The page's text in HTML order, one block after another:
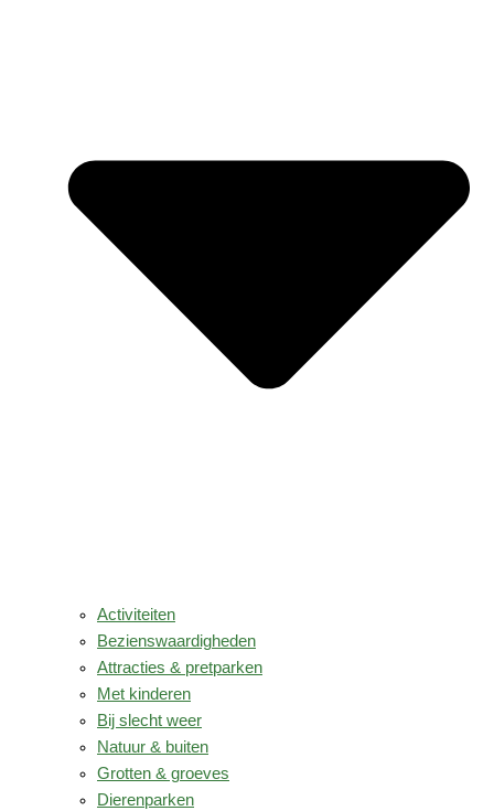
Activiteiten
Bezienswaardigheden
Attracties & pretparken
Met kinderen
Bij slecht weer
Natuur & buiten
Grotten & groeves
Dierenparken